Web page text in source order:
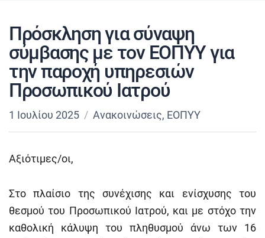
Πρόσκληση για σύναψη
σύμβασης με τον ΕΟΠΥΥ για
την παροχή υπηρεσιών
Προσωπικού Ιατρού
1 Ιουλίου 2025 Ανακοινώσεις, ΕΟΠΥΥ
Αξιότιμες/οι,
Στο πλαίσιο της συνέχισης και ενίσχυσης του
θεσμού του Προσωπικού Ιατρού, και με στόχο την
καθολική κάλυψη του πληθυσμού άνω των 16